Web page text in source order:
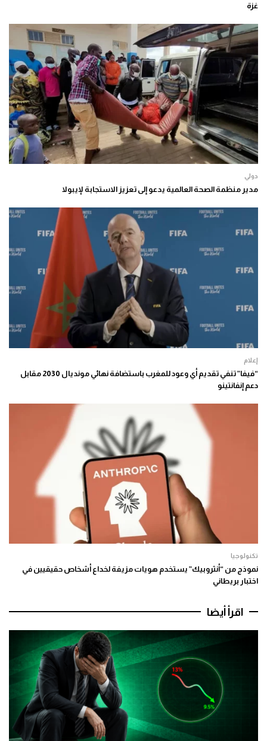
غزة
دولي
مدير منظمة الصحة العالمية يدعو إلى تعزيز الاستجابة لإيبولا
إعلام
“فيفا” تنفي تقديم أي وعود للمغرب باستضافة نهائي مونديال 2030 مقابل
دعم إنفانتينو
تكنولوجيا
نموذج من “أنثروبيك” يستخدم هويات مزيفة لخداع أشخاص حقيقيين في
اختبار بريطاني
اقرأ أيضا